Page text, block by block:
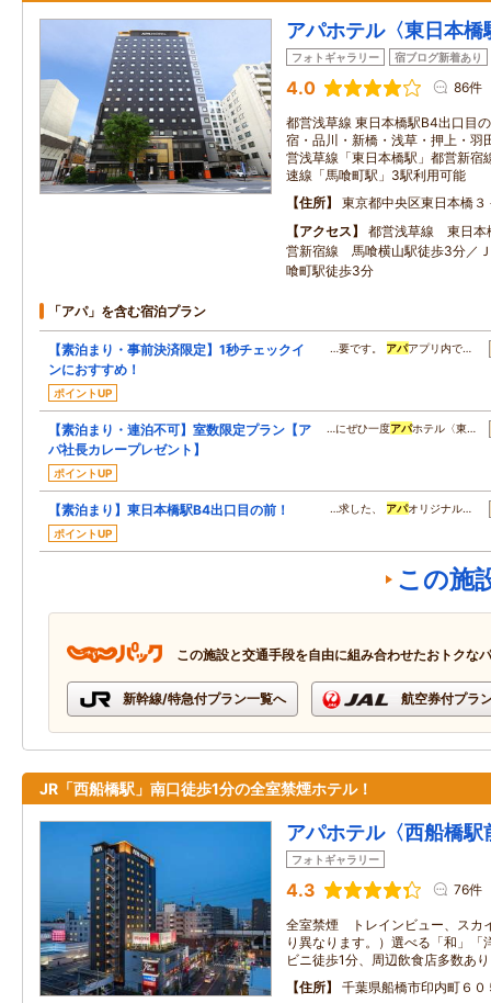
アパホテル〈東日本橋
フォトギャラリー 宿ブログ新着あり
4.0 86件
都営浅草線 東日本橋駅B4出口目
宿・品川・新橋・浅草・押上・羽
営浅草線「東日本橋駅」都営新宿
速線「馬喰町駅」3駅利用可能
住所
東京都中央区東日本橋３
アクセス
都営浅草線 東日本
営新宿線 馬喰横山駅徒歩3分／
喰町駅徒歩3分
「アパ」を含む宿泊プラン
【素泊まり・事前決済限定】1秒チェックイ
ンにおすすめ！
ポイントUP
…要です。 アパアプリ内で…
【素泊まり・連泊不可】室数限定プラン【ア
パ社長カレープレゼント】
ポイントUP
…にぜひ一度アパホテル〈東…
【素泊まり】東日本橋駅B4出口目の前！
ポイントUP
…求した、 アパオリジナル…
この施
この施設と交通手段を自由に組み合わせたおトクな
新幹線/特急付プラン一覧へ 航空券付プラ
JR「西船橋駅」南口徒歩1分の全室禁煙ホテル！
アパホテル〈西船橋駅
フォトギャラリー
4.3 76件
全室禁煙 トレインビュー、スカ
り異なります。）選べる「和」「
ビニ徒歩1分、周辺飲食店多数あ
住所
千葉県船橋市印内町６０